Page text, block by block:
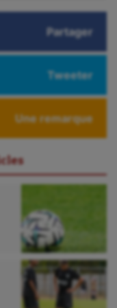
Partager
Tweeter
Une remarque